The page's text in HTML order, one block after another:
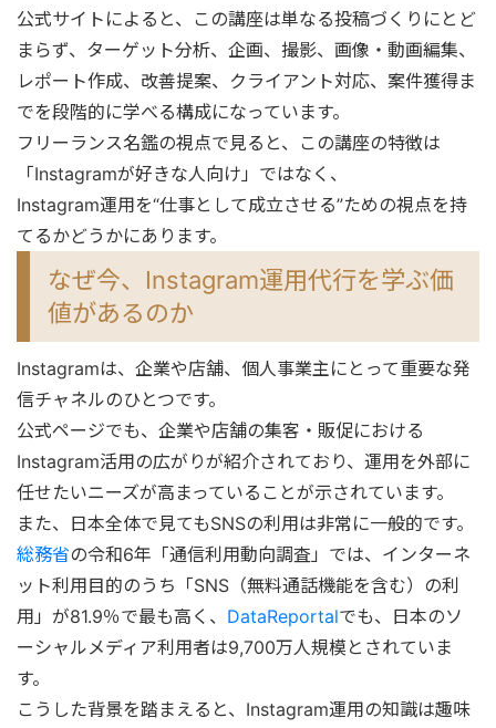
公式サイトによると、この講座は単なる投稿づくりにとど
まらず、ターゲット分析、企画、撮影、画像・動画編集、
レポート作成、改善提案、クライアント対応、案件獲得ま
でを段階的に学べる構成になっています。
フリーランス名鑑の視点で見ると、この講座の特徴は
「Instagramが好きな人向け」ではなく、
Instagram運用を“仕事として成立させる”ための視点を持
てるかどうかにあります。
なぜ今、Instagram運用代行を学ぶ価
値があるのか
Instagramは、企業や店舗、個人事業主にとって重要な発
信チャネルのひとつです。
公式ページでも、企業や店舗の集客・販促における
Instagram活用の広がりが紹介されており、運用を外部に
任せたいニーズが高まっていることが示されています。
また、日本全体で見てもSNSの利用は非常に一般的です。
総務省の令和6年「通信利用動向調査」では、インターネ
ット利用目的のうち「SNS（無料通話機能を含む）の利
用」が81.9％で最も高く、 DataReportalでも、日本のソ
ーシャルメディア利用者は9,700万人規模とされていま
す。
こうした背景を踏まえると、Instagram運用の知識は趣味